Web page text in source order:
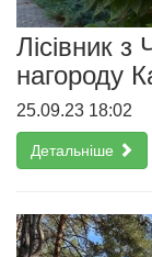
Лісівник
нагороду
25.09.23 18:02
Детальніше